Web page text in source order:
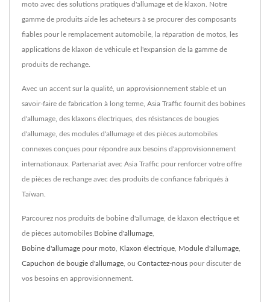
moto avec des solutions pratiques d'allumage et de klaxon. Notre
gamme de produits aide les acheteurs à se procurer des composants
fiables pour le remplacement automobile, la réparation de motos, les
applications de klaxon de véhicule et l'expansion de la gamme de
produits de rechange.
Avec un accent sur la qualité, un approvisionnement stable et un
savoir-faire de fabrication à long terme, Asia Traffic fournit des bobines
d'allumage, des klaxons électriques, des résistances de bougies
d'allumage, des modules d'allumage et des pièces automobiles
connexes conçues pour répondre aux besoins d'approvisionnement
internationaux. Partenariat avec Asia Traffic pour renforcer votre offre
de pièces de rechange avec des produits de confiance fabriqués à
Taïwan.
Parcourez nos produits de bobine d'allumage, de klaxon électrique et
de pièces automobiles Bobine d'allumage
Bobine d'allumage pour moto Klaxon électrique Module d'allumage
Capuchon de bougie d'allumage , ou Contactez-nous pour discuter de
vos besoins en approvisionnement.